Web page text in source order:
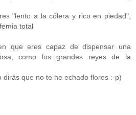
"lento a la cólera y rico en piedad",
total
que eres capaz de dispensar una
como los grandes reyes de la
dirás que no te he echado flores :-p)